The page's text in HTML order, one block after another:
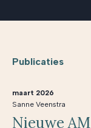
Publicaties
maart 2026
Sanne Veenstra
Nieuwe